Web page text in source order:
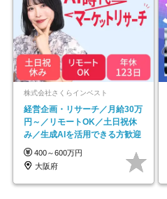
株式会社さくらインベスト
経営企画・リサーチ／月給30万
円～／リモートOK／土日祝休
み／生成AIを活用できる方歓迎
400～600万円
大阪府